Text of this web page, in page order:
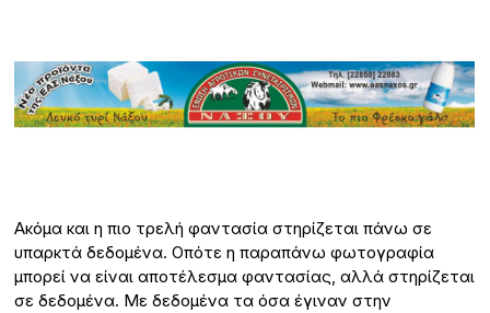
Ακόμα και η πιο τρελή φαντασία στηρίζεται πάνω σε
υπαρκτά δεδομένα. Οπότε η παραπάνω φωτογραφία
μπορεί να είναι αποτέλεσμα φαντασίας, αλλά στηρίζεται
σε δεδομένα. Με δεδομένα τα όσα έγιναν στην